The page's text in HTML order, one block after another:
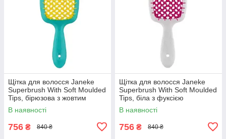
Щітка для волосся Janeke
Superbrush With Soft Moulded
Tips, бірюзова з жовтим
(86SP226 TSE)
В наявності
756 ₴ 840 ₴
Щітка для волосся Janeke
Superbrush With Soft Moulded
Tips, біла з фуксією
(SP226BIA FUX)
В наявності
756 ₴ 840 ₴